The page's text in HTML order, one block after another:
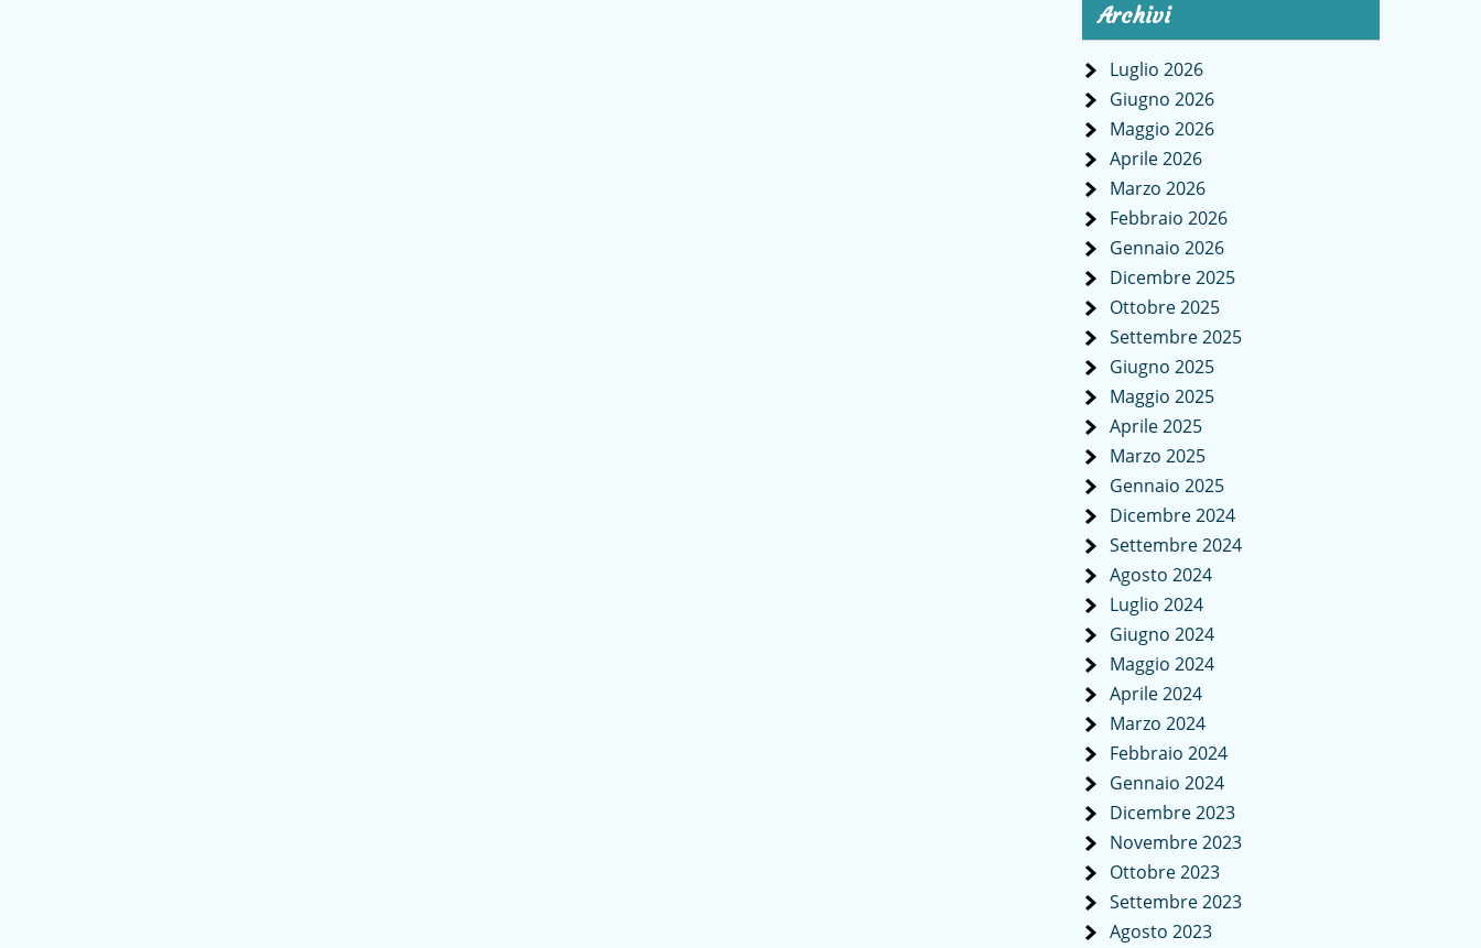
Archivi
Luglio 2026
Giugno 2026
Maggio 2026
Aprile 2026
Marzo 2026
Febbraio 2026
Gennaio 2026
Dicembre 2025
Ottobre 2025
Settembre 2025
Giugno 2025
Maggio 2025
Aprile 2025
Marzo 2025
Gennaio 2025
Dicembre 2024
Settembre 2024
Agosto 2024
Luglio 2024
Giugno 2024
Maggio 2024
Aprile 2024
Marzo 2024
Febbraio 2024
Gennaio 2024
Dicembre 2023
Novembre 2023
Ottobre 2023
Settembre 2023
Agosto 2023